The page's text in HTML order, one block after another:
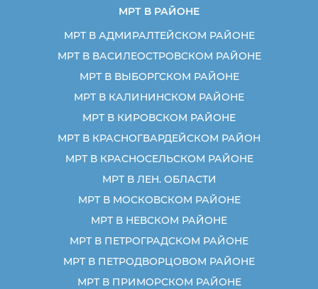
МРТ В РАЙОНЕ
МРТ В АДМИРАЛТЕЙСКОМ РАЙОНЕ
МРТ В ВАСИЛЕОСТРОВСКОМ РАЙОНЕ
МРТ В ВЫБОРГСКОМ РАЙОНЕ
МРТ В КАЛИНИНСКОМ РАЙОНЕ
МРТ В КИРОВСКОМ РАЙОНЕ
МРТ В КРАСНОГВАРДЕЙСКОМ РАЙОН
МРТ В КРАСНОСЕЛЬСКОМ РАЙОНЕ
МРТ В ЛЕН. ОБЛАСТИ
МРТ В МОСКОВСКОМ РАЙОНЕ
МРТ В НЕВСКОМ РАЙОНЕ
МРТ В ПЕТРОГРАДСКОМ РАЙОНЕ
МРТ В ПЕТРОДВОРЦОВОМ РАЙОНЕ
МРТ В ПРИМОРСКОМ РАЙОНЕ